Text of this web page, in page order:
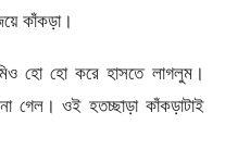
কাঁকড়া।
হো হো করে হাসতে লাগলুম।
গেল। ওই হতচ্ছাড়া কাঁকড়াটাই